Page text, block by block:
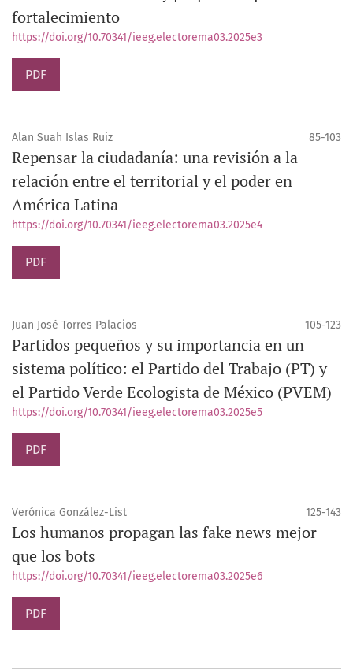
fortalecimiento
https://doi.org/10.70341/ieeg.electorema03.2025e3
PDF
Alan Suah Islas Ruiz 85-103
Repensar la ciudadanía: una revisión a la
relación entre el territorial y el poder en
América Latina
https://doi.org/10.70341/ieeg.electorema03.2025e4
PDF
Juan José Torres Palacios 105-123
Partidos pequeños y su importancia en un
sistema político: el Partido del Trabajo (PT) y
el Partido Verde Ecologista de México (PVEM)
https://doi.org/10.70341/ieeg.electorema03.2025e5
PDF
Verónica González-List 125-143
Los humanos propagan las fake news mejor
que los bots
https://doi.org/10.70341/ieeg.electorema03.2025e6
PDF